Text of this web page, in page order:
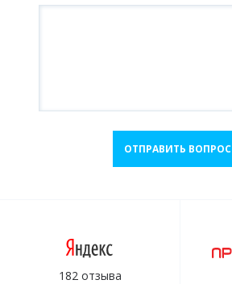
ОТПРАВИТЬ ВОПРОС
182 отзыва